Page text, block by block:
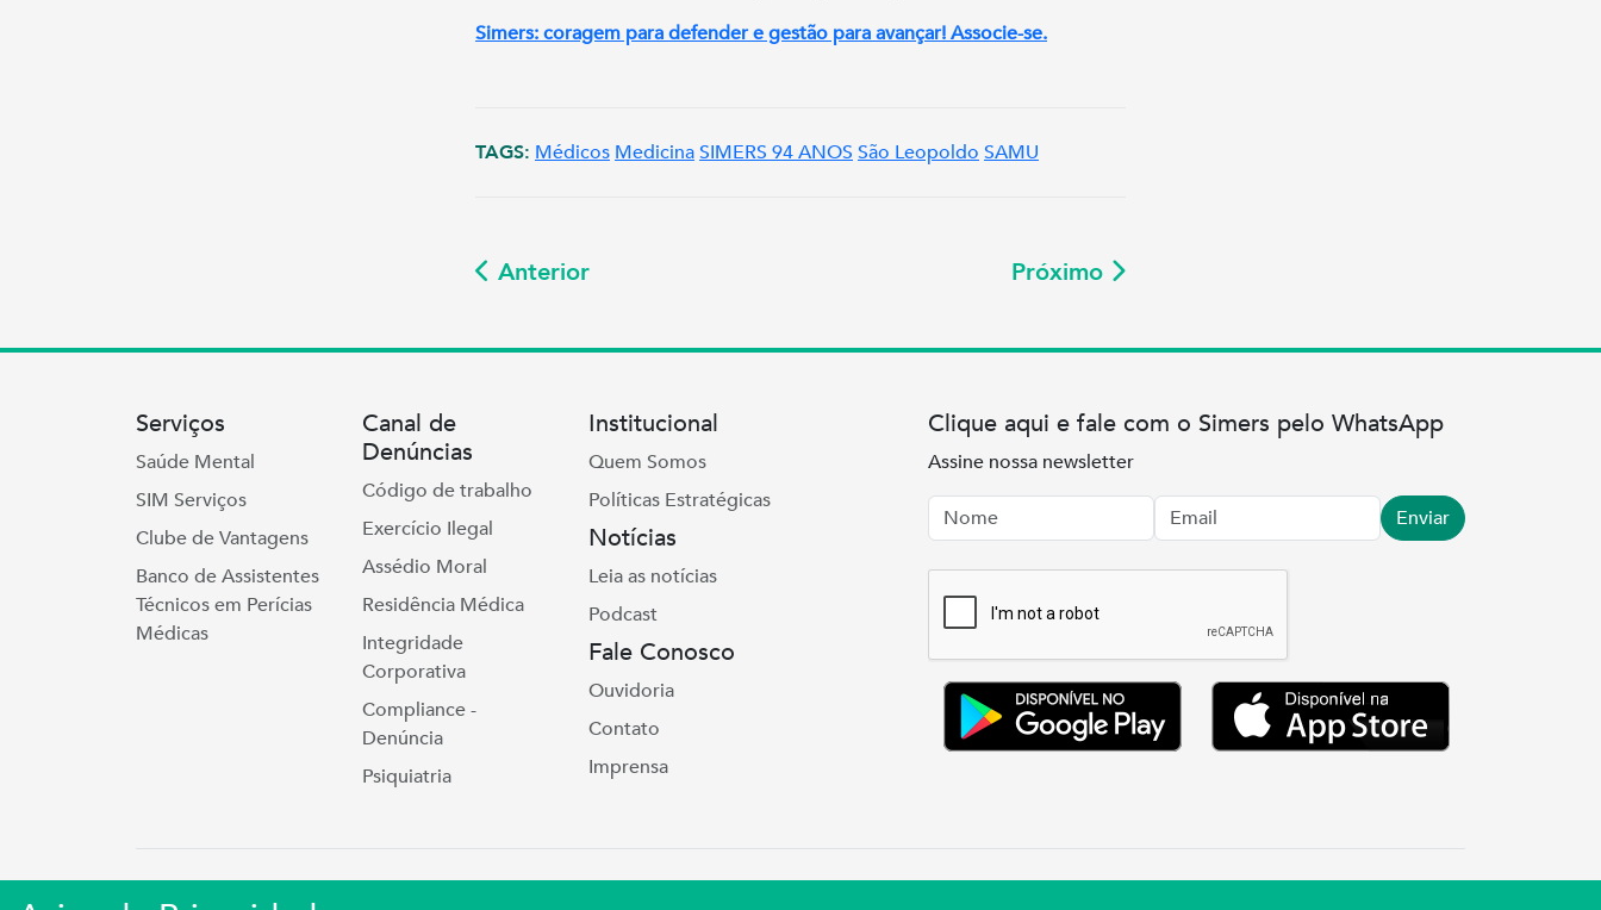
Simers: coragem para defender e gestão para avançar! Associe-se.
TAGS: Médicos MedicinaSIMERS 94 ANOS São Leopoldo SAMU
Anterior Próximo
Serviços
Saúde Mental
SIM Serviços
Clube de Vantagens
Banco de Assistentes
Técnicos em Perícias
Médicas
Canal de
Denúncias
Código de trabalho
Exercício Ilegal
Assédio Moral
Residência Médica
Integridade
Corporativa
Compliance -
Denúncia
Psiquiatria
Institucional
Quem Somos
Políticas Estratégicas
Notícias
Leia as notícias
Podcast
Fale Conosco
Ouvidoria
Contato
Imprensa
Clique aqui e fale com o Simers pelo WhatsApp
Assine nossa newsletter
Nome
Email Enviar
Simers © 2023 | Rua Coronel Corte Real, 975 Petrópolis | Porto Alegre | (51) 3027.3737